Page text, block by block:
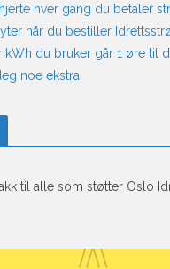
hver gang du betaler
når du bestiller
kWh du bruker går 1 øre til
noe ekstra.
til alle som støtter Oslo